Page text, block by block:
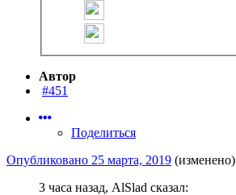
Автор
#451
Поделиться
Опубликовано 25 марта, 2019 (изменено)
3 часа назад, AlSlad сказал: